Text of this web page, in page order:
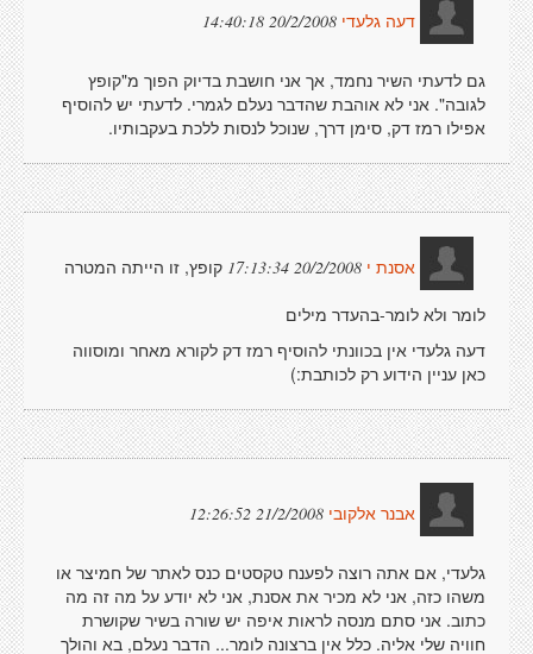
דעה גלעדי 20/2/2008 14:40:18
גם לדעתי השיר נחמד, אך אני חושבת בדיוק הפוך מ"קופץ
לגובה". אני לא אוהבת שהדבר נעלם לגמרי. לדעתי יש להוסיף
אפילו רמז דק, סימן דרך, שנוכל לנסות ללכת בעקבותיו.
אסנת י 20/2/2008 17:13:34
קופץ, זו הייתה המטרה
לומר ולא לומר-בהעדר מילים
דעה גלעדי אין בכוונתי להוסיף רמז דק לקורא מאחר ומוסווה
כאן עניין הידוע רק לכותבת:)
אבנר אלקובי 21/2/2008 12:26:52
גלעדי, אם אתה רוצה לפענח טקסטים כנס לאתר של חמיצר או
משהו כזה, אני לא מכיר את אסנת, אני לא יודע על מה זה מה
כתוב. אני סתם מנסה לראות איפה יש שורה בשיר שקושרת
חוויה שלי אליה. כלל אין ברצונה לומר... הדבר נעלם, בא והולך